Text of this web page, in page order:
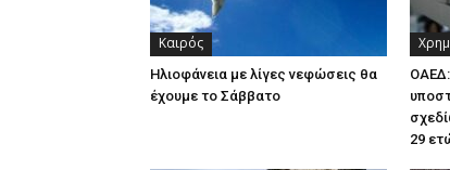
Καιρός
Ηλιοφάνεια με λίγες νεφώσεις θα
έχουμε το Σάββατο
29